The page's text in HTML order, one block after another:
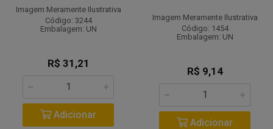
Imagem Meramente Ilustrativa
Código: 3244
Embalagem: UN
R$ 31,21
Adicionar
Imagem Meramente Ilustrativa
Código: 1454
Embalagem: UN
R$ 9,14
Adicionar